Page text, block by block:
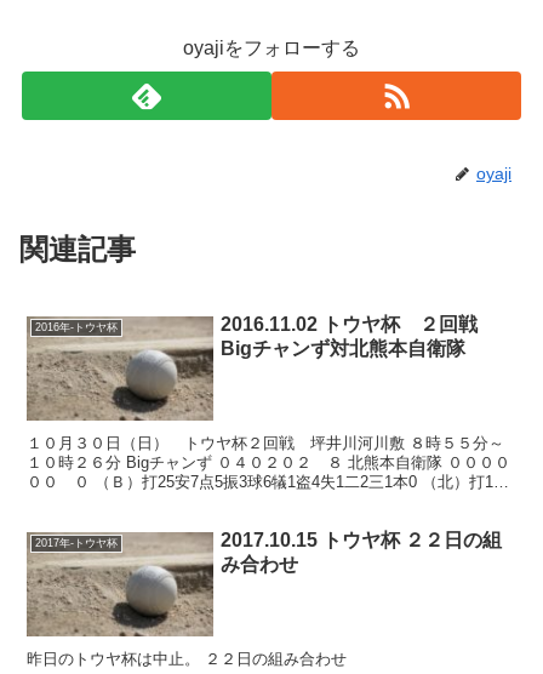
oyajiをフォローする
oyaji
関連記事
2016年-トウヤ杯
2016.11.02 トウヤ杯 ２回戦
Bigチャンず対北熊本自衛隊
１０月３０日（日） トウヤ杯２回戦 坪井川河川敷 ８時５５分～
１０時２６分 Bigチャンず ０４０２０２ ８ 北熊本自衛隊 ００００
００ ０ （Ｂ）打25安7点5振3球6犠1盗4失1二2三1本0 （北）打19
2017年-トウヤ杯
2017.10.15 トウヤ杯 ２２日の組
み合わせ
昨日のトウヤ杯は中止。 ２２日の組み合わせ